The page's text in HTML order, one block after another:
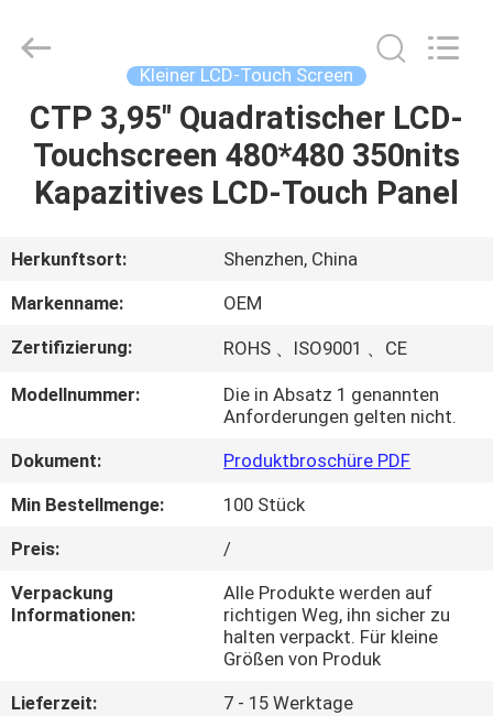
ZU
HAUSE
ÜBER
UNS
WERKSBESICHTIGUNG
QUALITÄTSKONTROLLE
KONTAKT
MIT
UNS
BITTE UM
Optoelectronic
Reserved.
Kleiner LCD-Touch Screen
CTP 3,95" Quadratischer LCD-
Touchscreen 480*480 350nits
Kapazitives LCD-Touch Panel
Herkunftsort:
Shenzhen, China
Markenname:
OEM
Zertifizierung:
ROHS 、ISO9001 、CE
Modellnummer:
Die in Absatz 1 genannten
Anforderungen gelten nicht.
Dokument:
Produktbroschüre PDF
Min Bestellmenge:
100 Stück
Preis:
/
Verpackung
Informationen:
Alle Produkte werden auf
richtigen Weg, ihn sicher zu
halten verpackt. Für kleine
Größen von Produk
Lieferzeit:
7 - 15 Werktage